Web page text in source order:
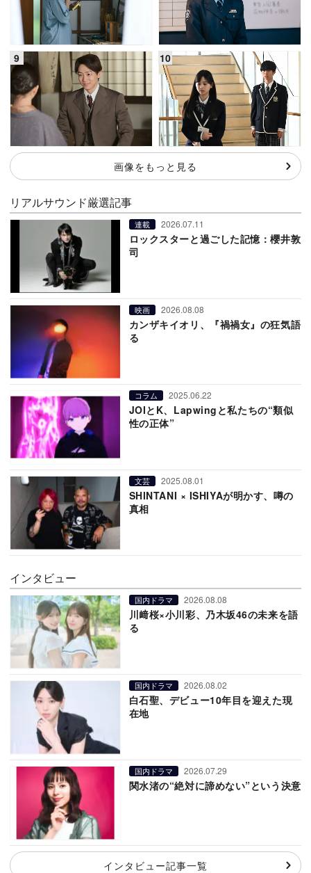
画像をもっと見る
リアルサウンド厳選記事
連載 2026.07.11
ロックスターと過ごした記憶：櫻井敦
司
映画 2026.08.08
カンザキイオリ、『禍禍女』の狂気語
る
コラム 2025.06.22
JOIとK、Lapwingと私たちの“類似
性の正体”
文芸 2025.08.01
SHINTANI × ISHIYAが明かす、噂の
真相
インタビュー
国内ドラマ 2026.08.08
川﨑桜×小川彩、乃木坂46の未来を語
る
国内ドラマ 2026.08.02
白石聖、デビュー10年目を迎えた現
在地
国内ドラマ 2026.07.29
関水渚の“絶対に諦めない”という決意
インタビュー記事一覧